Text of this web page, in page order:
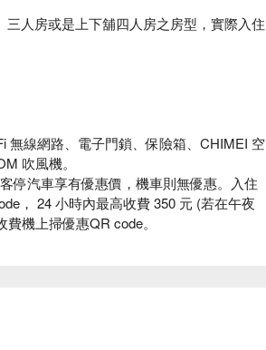
三人房或是上下舖四人房之房型，實際入住
無線網路、電子門鎖、保險箱、CHIMEI 空
吹風機。
停汽車享有優惠價，機車則無優惠。入住
， 24 小時內最高收費 350 元 (若在午夜
機上掃優惠QR code。